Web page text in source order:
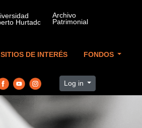
SITIOS DE INTERÉS FONDOS
Log in